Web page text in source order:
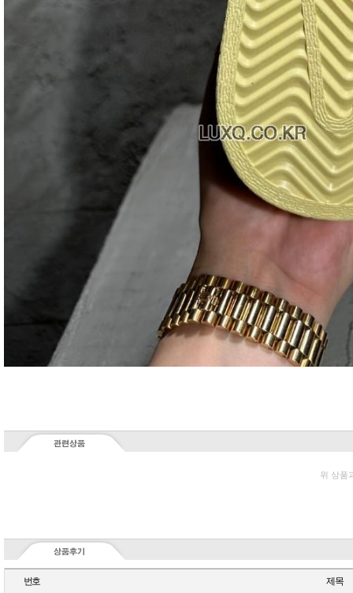
위 상품
번호 제목